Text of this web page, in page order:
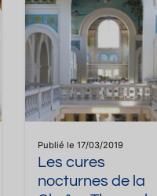
Publié le 17/03/2019
Les cures
nocturnes de la